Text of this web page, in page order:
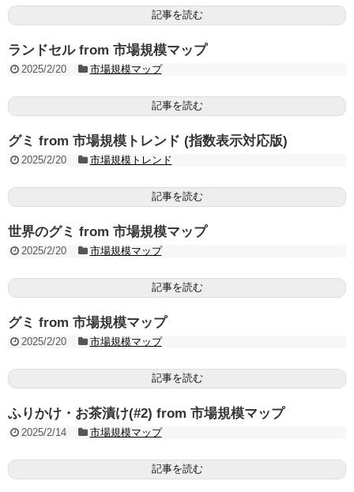
記事を読む
ランドセル from 市場規模マップ
2025/2/20 市場規模マップ
記事を読む
グミ from 市場規模トレンド (指数表示対応版)
2025/2/20 市場規模トレンド
記事を読む
世界のグミ from 市場規模マップ
2025/2/20 市場規模マップ
記事を読む
グミ from 市場規模マップ
2025/2/20 市場規模マップ
記事を読む
ふりかけ・お茶漬け(#2) from 市場規模マップ
2025/2/14 市場規模マップ
記事を読む